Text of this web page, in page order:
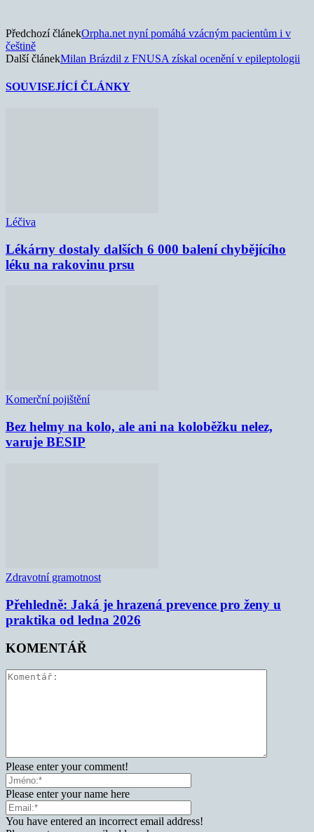
Předchozí článekOrpha.net nyní pomáhá vzácným pacientům i v
češtině
Další článekMilan Brázdil z FNUSA získal ocenění v epileptologii
SOUVISEJÍCÍ ČLÁNKY
Léčiva
Lékárny dostaly dalších 6 000 balení chybějícího
léku na rakovinu prsu
Komerční pojištění
Bez helmy na kolo, ale ani na koloběžku nelez,
varuje BESIP
Zdravotní gramotnost
Přehledně: Jaká je hrazená prevence pro ženy u
praktika od ledna 2026
KOMENTÁŘ
Please enter your comment!
Please enter your name here
You have entered an incorrect email address!